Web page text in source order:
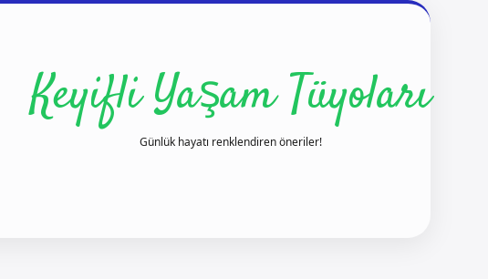
Keyifli Yaşam Tüyoları
Günlük hayatı renklendiren öneriler!